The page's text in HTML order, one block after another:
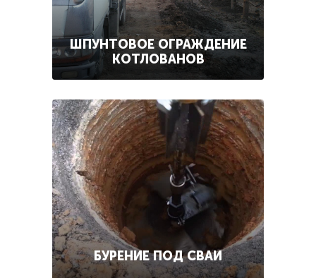
ШПУНТОВОЕ ОГРАЖДЕНИЕ
КОТЛОВАНОВ
БУРЕНИЕ ПОД СВАИ